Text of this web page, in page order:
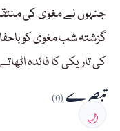
جنہوں نے مغوی کی
گزشتہ شب مغوی کو
کی تاریکی کا فائدہ
تبصرے(0)
🌙